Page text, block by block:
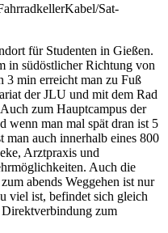
Kabel/Sat-
für Studenten in Gießen.
in südöstlicher Richtung von
3 min erreicht man zu Fuß
der JLU und mit dem Rad
zum Hauptcampus der
wenn man mal spät dran ist 5
auch innerhalb eines 800
Arztpraxis und
Auch die
abends Weggehen ist nur
viel ist, befindet sich gleich
zum